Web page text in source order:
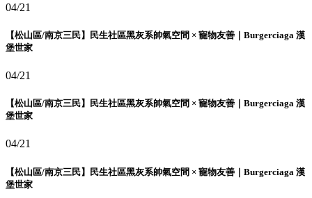
04/21
【松山區/南京三民】民生社區黑灰系帥氣空間 × 寵物友善｜Burgerciaga 漢
堡世家
04/21
【松山區/南京三民】民生社區黑灰系帥氣空間 × 寵物友善｜Burgerciaga 漢
堡世家
04/21
【松山區/南京三民】民生社區黑灰系帥氣空間 × 寵物友善｜Burgerciaga 漢
堡世家